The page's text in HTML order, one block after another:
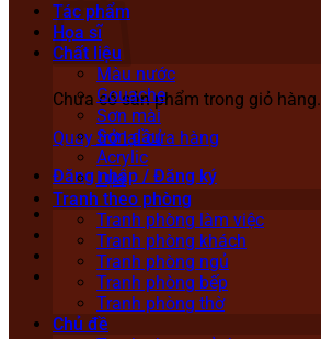
Chưa có sản phẩm trong giỏ hàng.
Quay trở lại cửa hàng
Đăng nhập / Đăng ký
Tác phẩm
Họa sĩ
Chất liệu
Màu nước
Gouache
Sơn mài
Sơn dầu
Acrylic
Lụa
Tranh theo phòng
Tranh phòng làm việc
Tranh phòng khách
Tranh phòng ngủ
Tranh phòng bếp
Tranh phòng thờ
Chủ đề